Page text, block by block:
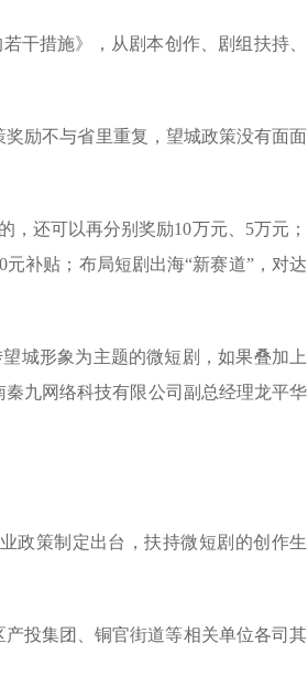
干措施》，从剧本创作、剧组扶持、
奖励不与省里重复，望城政策没有面面
还可以再分别奖励10万元、5万元；
补贴；布局短剧出海“新赛道”，对达
城形象为主题的微短剧，如果叠加上
九网络科技有限公司副总经理龙平华
政策制定出台，扶持微短剧的创作生
投集团、铜官街道等相关单位各司其